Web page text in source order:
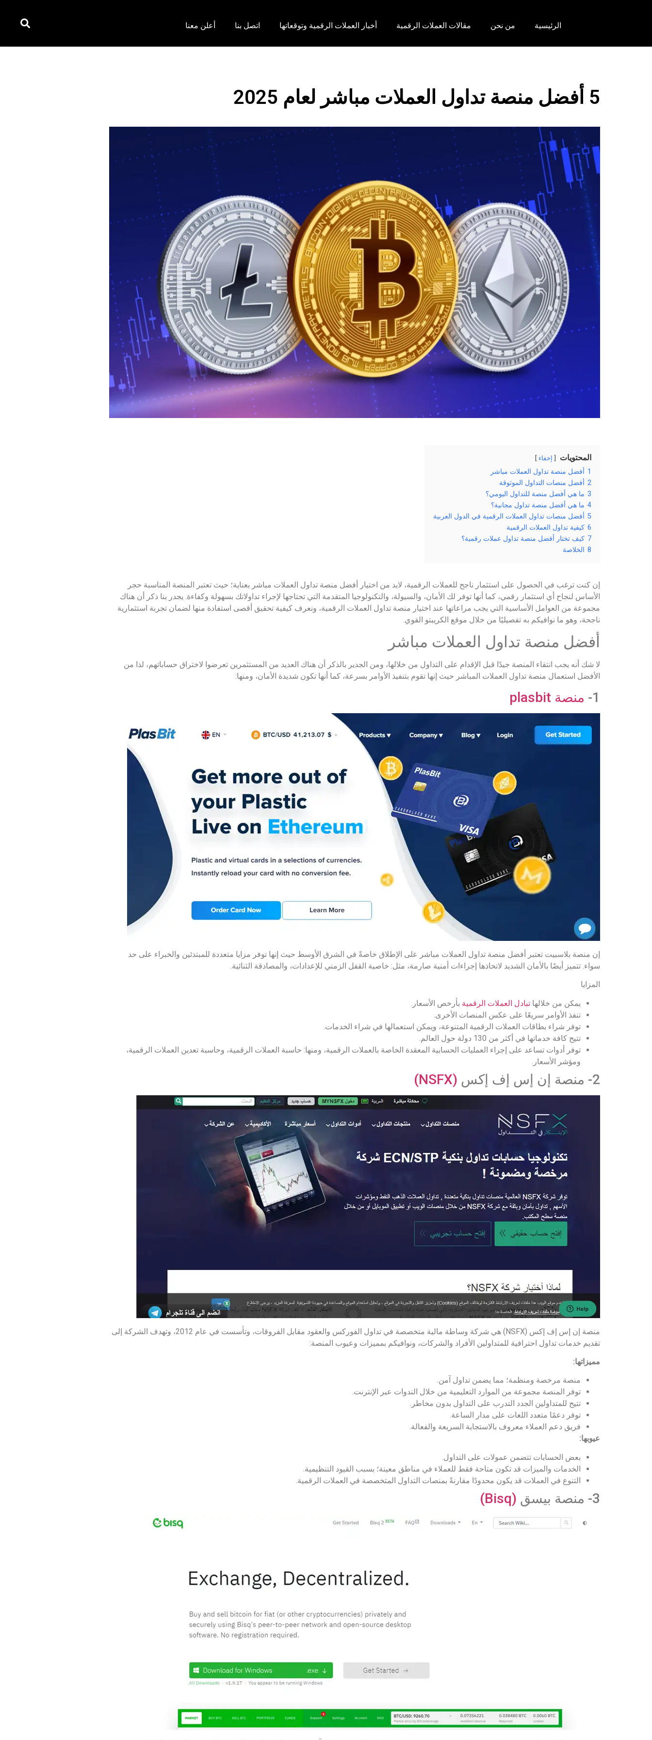
الرئيسية من نحن مقالات العملات الرقمية أخبار العملات الرقمية وتوقعاتها اتصل بنا أعلن معنا
5 أفضل منصة تداول العملات مباشر لعام 2025
المحتويات إخفاء
1 أفضل منصة تداول العملات مباشر
2 أفضل منصات التداول الموثوقة
3 ما هي أفضل منصة للتداول اليومي؟
4 ما هي أفضل منصة تداول مجانية؟
5 أفضل منصات تداول العملات الرقمية في الدول العربية
6 كيفية تداول العملات الرقمية
7 كيف تختار أفضل منصة تداول عملات رقمية؟
8 الخلاصة
إن كنت ترغب في الحصول على استثمار ناجح للعملات الرقمية، لابد من اختيار أفضل منصة تداول العملات مباشر بعناية؛ حيث تعتبر المنصة المناسبة حجر
الأساس لنجاح أي استثمار رقمي، كما أنها توفر لك الأمان، والسيولة، والتكنولوجيا المتقدمة التي تحتاجها لإجراء تداولاتك بسهولة وكفاءة. يجدر بنا ذكر أن هناك
مجموعة من العوامل الأساسية التي يجب مراعاتها عند اختيار منصة تداول العملات الرقمية، ونعرف كيفية تحقيق أقصى استفادة منها لضمان تجربة استثمارية
ناجحة، وهو ما نوافيكم به تفصيليًا من خلال موقع الكريبتو القوي.
أفضل منصة تداول العملات مباشر
لا شك أنه يجب انتقاء المنصة جيدًا قبل الإقدام على التداول من خلالها، ومن الجدير بالذكر أن هناك العديد من المستثمرين تعرضوا لاختراق حساباتهم، لذا من
الأفضل استعمال منصة تداول العملات المباشر حيث إنها تقوم بتنفيذ الأوامر بسرعة، كما أنها تكون شديدة الأمان، ومنها:
1- منصة plasbit
إن منصة بلاسبيت تعتبر أفضل منصة تداول العملات مباشر على الإطلاق خاصةً في الشرق الأوسط حيث إنها توفر مزايا متعددة للمبتدئين والخبراء على حد
سواء. تتميز أيضًا بالأمان الشديد لاتخاذها إجراءات أمنية صارمة، مثل: خاصية القفل الزمني للإعدادات، والمصادقة الثنائية.
المزايا
يمكن من خلالها تبادل العملات الرقمية بأرخص الأسعار.
تنفذ الأوامر سريعًا على عكس المنصات الأخرى.
توفر شراء بطاقات العملات الرقمية المتنوعة، ويمكن استعمالها في شراء الخدمات.
تتيح كافة خدماتها في أكثر من 130 دولة حول العالم.
توفر أدوات تساعد على إجراء العمليات الحسابية المعقدة الخاصة بالعملات الرقمية، ومنها: حاسبة العملات الرقمية، وحاسبة تعدين العملات الرقمية،
ومؤشر الأسعار.
2- منصة إن إس إف إكس (NSFX)
منصة إن إس إف إكس (NSFX) هي شركة وساطة مالية متخصصة في تداول الفوركس والعقود مقابل الفروقات، وتأسست في عام 2012، وتهدف الشركة إلى
تقديم خدمات تداول احترافية للمتداولين الأفراد والشركات، ونوافيكم بمميزات وعيوب المنصة:
مميزاتها:
منصة مرخصة ومنظمة؛ مما يضمن تداول آمن.
توفر المنصة مجموعة من الموارد التعليمية من خلال الندوات عبر الإنترنت.
تتيح للمتداولين الجدد التدرب على التداول بدون مخاطر.
توفر دعمًا متعدد اللغات على مدار الساعة.
فريق دعم العملاء معروف بالاستجابة السريعة والفعالة.
عيوبها:
بعض الحسابات تتضمن عمولات على التداول.
الخدمات والميزات قد تكون متاحة فقط للعملاء في مناطق معينة؛ بسبب القيود التنظيمية.
التنوع في العملات قد يكون محدودًا مقارنةً بمنصات التداول المتخصصة في العملات الرقمية.
3- منصة بيسق (Bisq)